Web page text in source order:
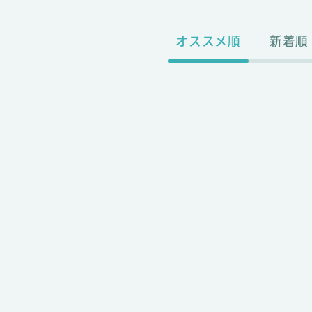
オススメ順 新着順